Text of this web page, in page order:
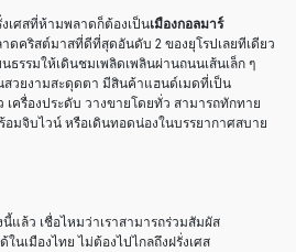
เศสที่ห้ามพลาดก็ต้องเป็นเมืองกอลมาร์
ดคริสต์มาสที่ดีที่สุดอันดับ 2 ของยุโรปเลยทีเดียว
รรมให้เดินชมเพลิดเพลินผ่านถนนเส้นเล็ก ๆ
สวยงามสะดุดตา มีสินค้าแฮนด์เมดที่เป็น
เครื่องประดับ วางขายโดยทั่ว สามารถทักทาย
มจิบไวน์ หรือเดินทอดน่องในบรรยากาศสบาย
แล้ว เชื่อไหมว่าเราสามารถร่วมสัมผัส
นเมืองไทย ไม่ต้องไปไกลถึงฝรั่งเศส